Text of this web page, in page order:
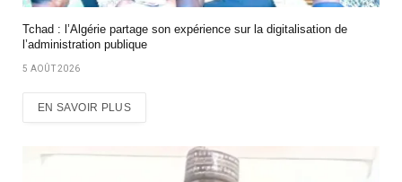
Tchad : l’Algérie partage son expérience sur la digitalisation de
l’administration publique
5 AOÛT 2026
EN SAVOIR PLUS